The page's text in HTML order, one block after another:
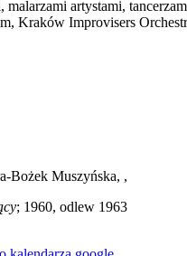
artystami,
Kraków Improvisers
Bożek Muszyńska, ,
; 1960, odlew 1963